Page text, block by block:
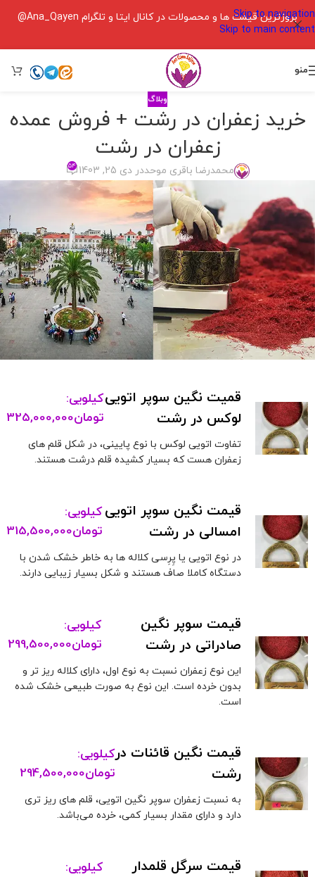
Skip to navigation
Skip to main content
بروزترین قیمت ها و محصولات در کانال ایتا و تلگرام Ana_Qayen@
منو
وبلاگ
خرید زعفران در رشت + فروش عمده
زعفران در رشت
محمدرضا باقری موحددر دی 25, 1403 ۵۴
قمیت نگین سوپر اتویی
لوکس در رشت
کیلویی:
تومان325,000,000
تفاوت اتویی لوکس با نوع پایینی، در شکل قلم های
زعفران هست که بسیار کشیده قلم درشت هستند.
قیمت نگین سوپر اتویی
امسالی در رشت
کیلویی:
تومان315,500,000
در نوع اتویی یا پِرِسی کلاله ها به خاطر خشک شدن با
دستگاه کاملا صاف هستند و شکل بسیار زیبایی دارند.
قیمت سوپر نگین
صادراتی در رشت
کیلویی:
تومان299,500,000
این نوع زعفران نسبت به نوع اول، دارای کلاله ریز تر و
بدون خرده است. این نوع به صورت طبیعی خشک شده
است.
قیمت نگین قائنات در
رشت
کیلویی:
تومان294,500,000
به نسبت زعفران سوپر نگین اتویی، قلم های ریز تری
دارد و دارای مقدار بسیار کمی، خرده می‌باشد.
قیمت سرگل قلمدار
کیلویی: